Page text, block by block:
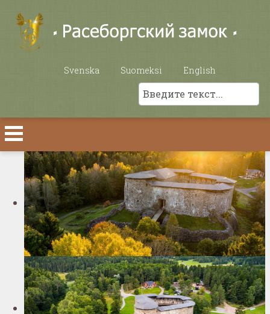
Выберите язык
Svenska Suomeksi English
Поиск